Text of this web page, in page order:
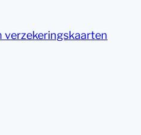
verzekeringskaarten